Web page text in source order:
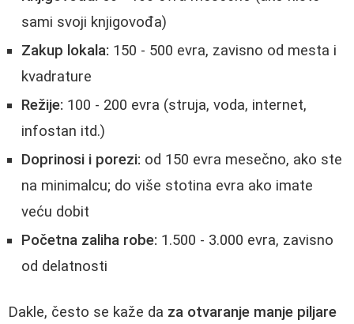
sami svoji knjigovođa)
Zakup lokala: 150 - 500 evra, zavisno od mesta i
kvadrature
Režije: 100 - 200 evra (struja, voda, internet,
infostan itd.)
Doprinosi i porezi: od 150 evra mesečno, ako ste
na minimalcu; do više stotina evra ako imate
veću dobit
Početna zaliha robe: 1.500 - 3.000 evra, zavisno
od delatnosti
Dakle, često se kaže da za otvaranje manje piljare